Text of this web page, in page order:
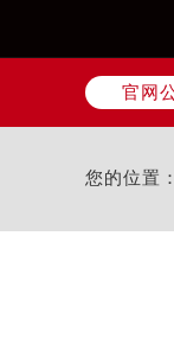
官网
您的位置：